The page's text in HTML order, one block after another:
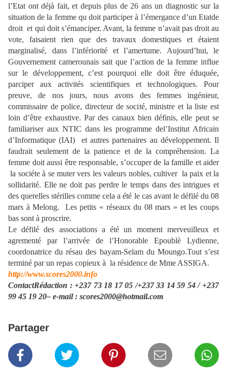
l’Etat ont déjà fait, et depuis plus de 26 ans un diagnostic sur la
situation de la femme qu doit participer à l’émergance d’un Etatde
droit et qui doit s’émanciper. Avant, la femme n’avait pas droit au
vote, faisaient rien que des travaux domestiques et étaient
marginalisé, dans l’infériorité et l’amertume. Aujourd’hui, le
Gouvernement camerounais sait que l’action de la femme influe
sur le développement, c’est pourquoi elle doit être éduquée,
parciper aux activités scientifiques et technologiques. Pour
preuve, de nos jours, nous avons des femmes ingénieur,
commissaire de police, directeur de socité, ministre et la liste est
loin d’être exhaustive. Par des canaux bien définis, elle peut se
familiariser aux NTIC dans les programme del’Institut Africain
d’Informatique (IAI) et autres partenaires au développement. Il
faudrait seulement de la patience et de la compréhension. La
femme doit aussi être responsable, s’occuper de la famille et aider
la sociéte à se muter vers les valeurs nobles, cultiver la paix et la
sollidarité. Elle ne doit pas perdre le temps dans des intrigues et
des querelles stérilles comme cela a été le cas avant le défilé du 08
mars à Melong. Les petits « réseaux du 08 mars » et les coups
bas sont à proscrire.
Le défilé des associations a été un moment merveuilleux et
agrementé par l’arrivée de l’Honorable Epoublè Lydienne,
coordonatrice du résau des bayam-Selam du Moungo.Tout s’est
terminé par un repas copieux à la résidence de Mme ASSIGA.
http://www.scores2000.info
ContactRédaction : +237 73 18 17 05 /+237 33 14 59 54 / +237
99 45 19 20– e-mail : scores2000@hotmail.com
Partager